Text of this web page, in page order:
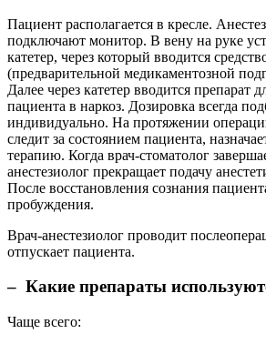
Пациент располагается в кресле.
подключают монитор. В вену на руке
катетер, через который вводится
(предварительной медикаментозной
Далее через катетер вводится препарат
пациента в наркоз. Дозировка всегда
индивидуально. На протяжении
следит за состоянием пациента,
терапию. Когда врач-стоматолог
анестезиолог прекращает подачу
После восстановления сознания
пробуждения.
Врач-анестезиолог проводит
отпускает пациента.
– Какие препараты
Чаще всего: